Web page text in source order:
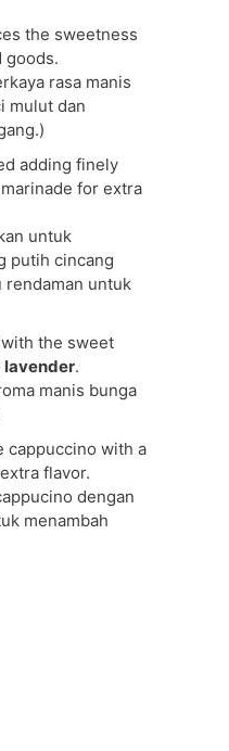
the sweetness
goods.
rasa manis
mulut dan
adding finely
for extra
untuk
putih cincang
rendaman untuk
the sweet
lavender.
manis bunga
cappuccino with a
flavor.
dengan
menambah